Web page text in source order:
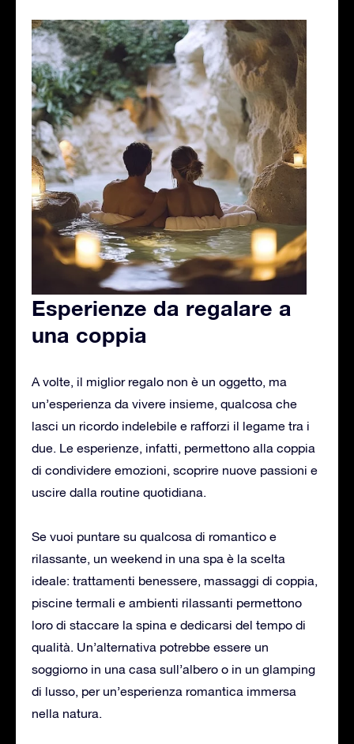
Esperienze da regalare a
una coppia
A volte, il miglior regalo non è un oggetto, ma
un’esperienza da vivere insieme, qualcosa che
lasci un ricordo indelebile e rafforzi il legame tra i
due. Le esperienze, infatti, permettono alla coppia
di condividere emozioni, scoprire nuove passioni e
uscire dalla routine quotidiana.
Se vuoi puntare su qualcosa di romantico e
rilassante, un weekend in una spa è la scelta
ideale: trattamenti benessere, massaggi di coppia,
piscine termali e ambienti rilassanti permettono
loro di staccare la spina e dedicarsi del tempo di
qualità. Un’alternativa potrebbe essere un
soggiorno in una casa sull’albero o in un glamping
di lusso, per un’esperienza romantica immersa
nella natura.